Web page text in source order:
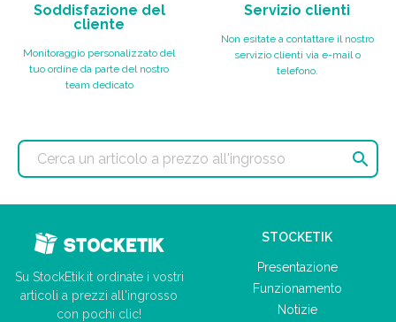
Soddisfazione del
cliente
Monitoraggio personalizzato del
tuo ordine da parte del nostro
team dedicato
Servizio clienti
Non esitate a contattare il nostro
servizio clienti via e-mail o
telefono.

Su StockEtik.it ordinate i vostri
articoli a prezzi all'ingrosso
con pochi clic!
STOCKETIK
Presentazione
Funzionamento
Notizie